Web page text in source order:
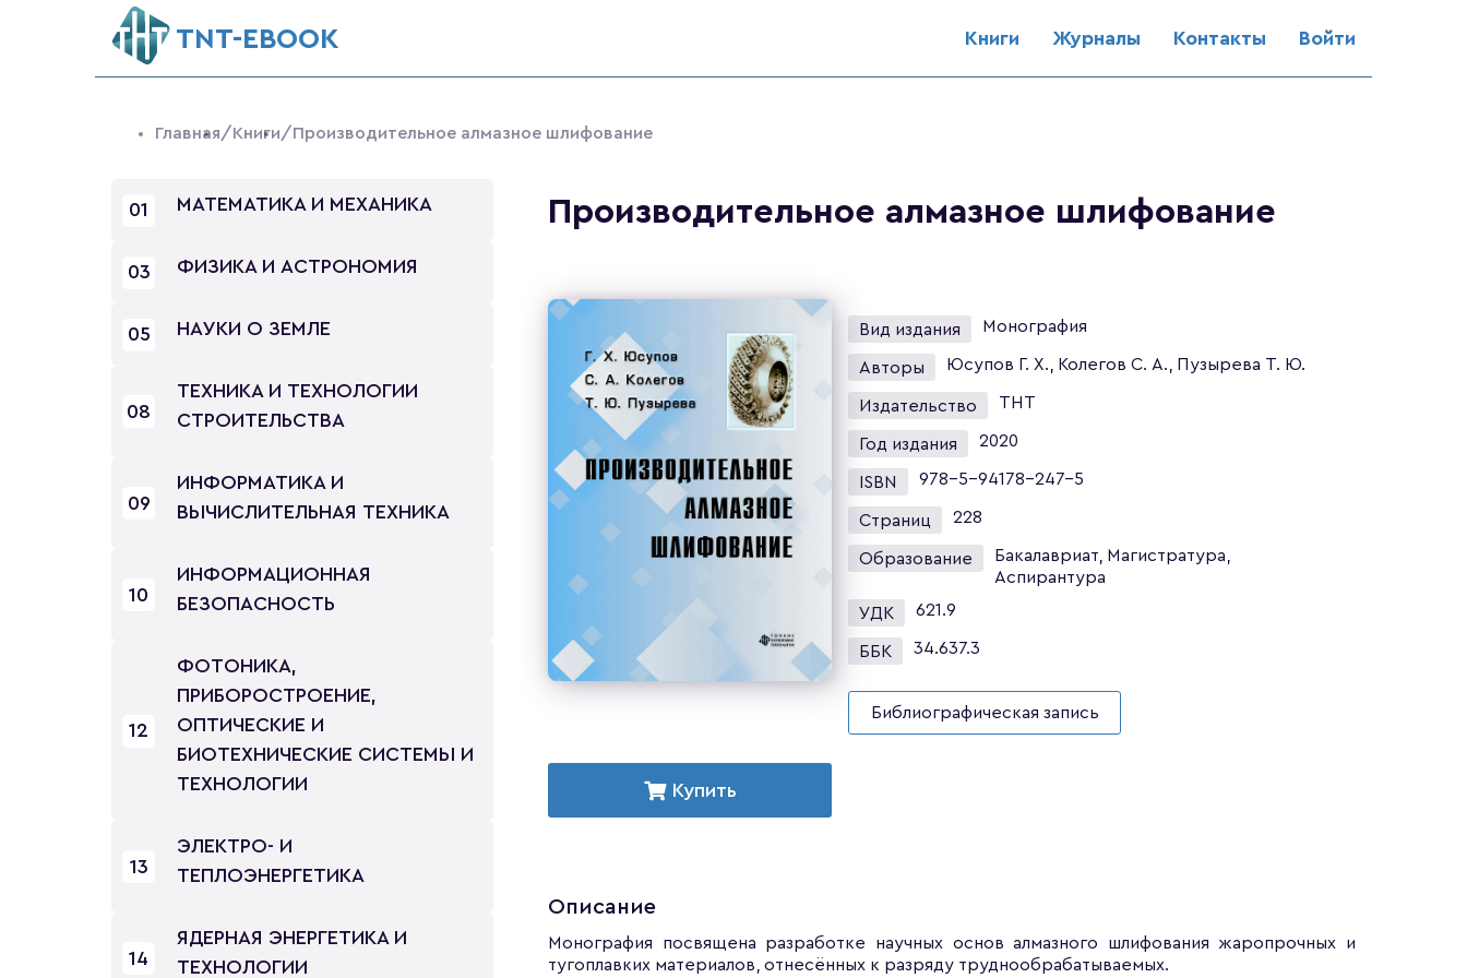
ТNT-EBOOK Книги Журналы Контакты Войти
Главная/Книги/Производительное алмазное шлифование
01 МАТЕМАТИКА И МЕХАНИКА
03 ФИЗИКА И АСТРОНОМИЯ
05 НАУКИ О ЗЕМЛЕ
08
ТЕХНИКА И ТЕХНОЛОГИИ
СТРОИТЕЛЬСТВА
09
ИНФОРМАТИКА И
ВЫЧИСЛИТЕЛЬНАЯ ТЕХНИКА
10
ИНФОРМАЦИОННАЯ
БЕЗОПАСНОСТЬ
12
ФОТОНИКА,
ПРИБОРОСТРОЕНИЕ,
ОПТИЧЕСКИЕ И
БИОТЕХНИЧЕСКИЕ СИСТЕМЫ И
ТЕХНОЛОГИИ
13
ЭЛЕКТРО- И
ТЕПЛОЭНЕРГЕТИКА
14
ЯДЕРНАЯ ЭНЕРГЕТИКА И
ТЕХНОЛОГИИ
Производительное алмазное шлифование
Купить
Вид издания Монография
Авторы Юсупов Г. Х., Колегов С. А., Пузырева Т. Ю.
Издательство ТНТ
Год издания 2020
ISBN 978-5-94178-247-5
Страниц 228
Образование
Бакалавриат, Магистратура,
Аспирантура
УДК 621.9
ББК 34.637.3
Библиографическая запись
Описание
Монография посвящена разработке научных основ алмазного шлифования жаропрочных и
тугоплавких материалов, отнесённых к разряду труднообрабатываемых.